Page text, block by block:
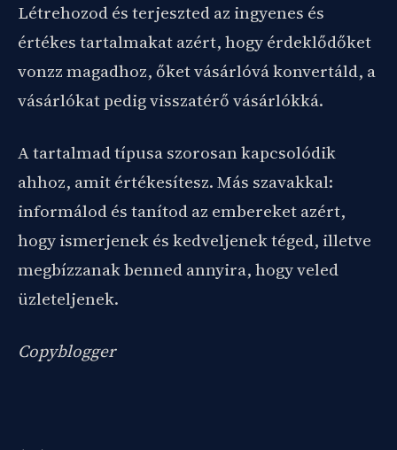
Létrehozod és terjeszted az ingyenes és
értékes tartalmakat azért, hogy érdeklődőket
vonzz magadhoz, őket vásárlóvá konvertáld, a
vásárlókat pedig visszatérő vásárlókká.
A tartalmad típusa szorosan kapcsolódik
ahhoz, amit értékesítesz. Más szavakkal:
informálod és tanítod az embereket azért,
hogy ismerjenek és kedveljenek téged, illetve
megbízzanak benned annyira, hogy veled
üzleteljenek.
Copyblogger